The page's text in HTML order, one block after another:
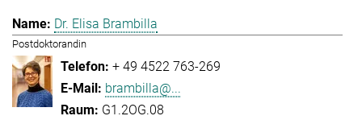
Dr. Elisa Brambilla
Postdoktorandin
+ 49 4522 763-269
brambilla@...
G1.2OG.08